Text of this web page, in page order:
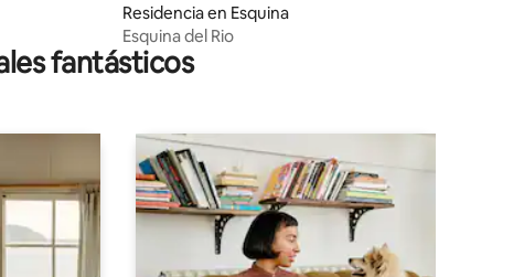
Residencia en Esquina
Esquina del Rio
fantásticos